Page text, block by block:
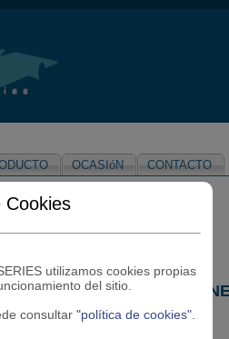
Cookies
utilizamos cookies propias
del sitio.
consultar"política de cookies"
OCASIóN CONTACTO
LAS MEJORES